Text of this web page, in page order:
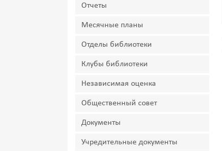
Отчеты
Месячные планы
Отделы библиотеки
Клубы библиотеки
Независимая оценка
Общественный совет
Документы
Учредительные документы